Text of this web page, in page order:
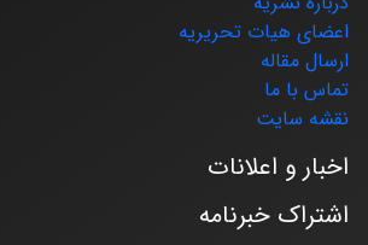
اعضای هیات تحریریه
ارسال مقاله
تماس با ما
نقشه سایت
اخبار و اعلانات
اشتراک خبرنامه